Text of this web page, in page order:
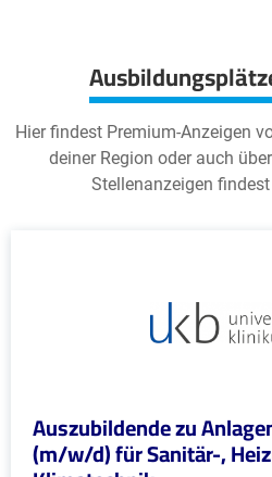
Hier findest Premium-Anzeigen
deiner Region oder auch
Stellenanzeigen
Auszubildende zu
(m/w/d) für Sanitär-,